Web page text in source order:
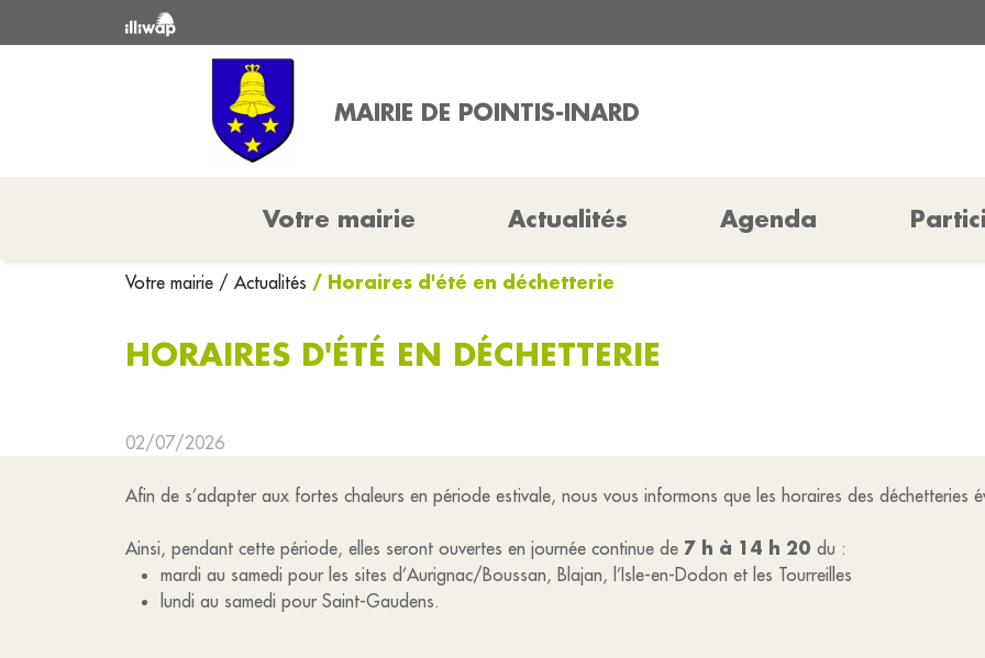
MAIRIE DE POINTIS-INARD
Votre mairie Actualités Agenda
Votre mairie / Actualités / Horaires d'été en déchetterie
HORAIRES D'ÉTÉ EN DÉCHETTERIE
02/07/2026
Afin de s’adapter aux fortes chaleurs en période estivale, nous vous informons que les horaires des déchetteries
Ainsi, pendant cette période, elles seront ouvertes en journée continue de 7 h à 14 h 20 du :
mardi au samedi pour les sites d’Aurignac/Boussan, Blajan, l’Isle-en-Dodon et les Tourreilles
lundi au samedi pour Saint-Gaudens.